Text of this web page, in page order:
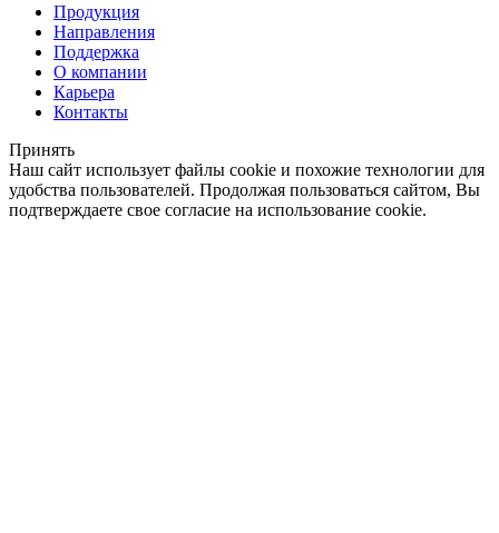
Продукция
Направления
Поддержка
О компании
Карьера
Контакты
Принять
Наш сайт использует файлы cookie и похожие технологии для
удобства пользователей. Продолжая пользоваться сайтом, Вы
подтверждаете свое согласие на использование cookie.